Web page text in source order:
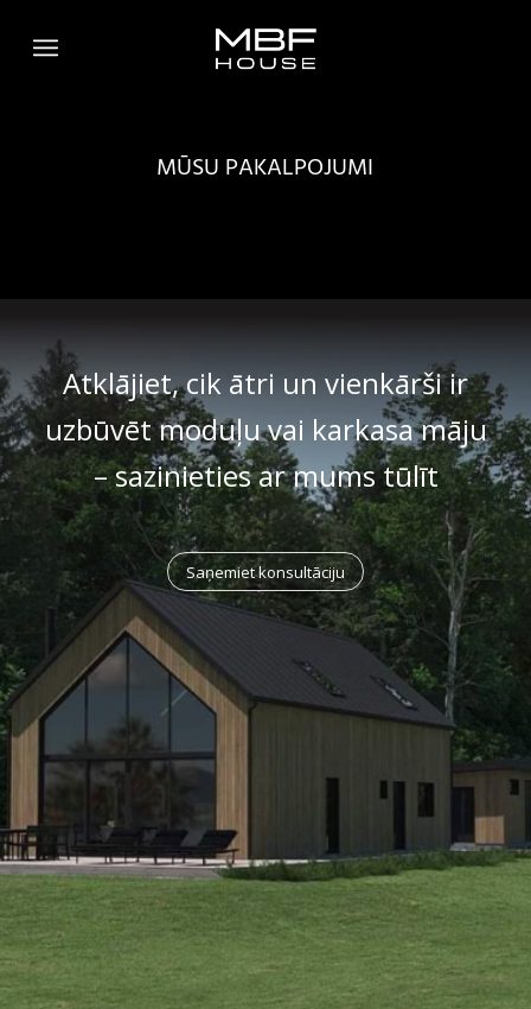
MŪSU PAKALPOJUMI
Atklājiet, cik ātri un vienkārši ir
uzbūvēt moduļu vai karkasa māju
– sazinieties ar mums tūlīt
Saņemiet konsultāciju